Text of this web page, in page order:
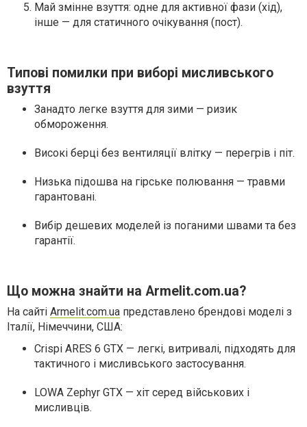
Май змінне взуття: одне для активної фази (хід),
інше — для статичного очікування (пост).
Типові помилки при виборі мисливського
взуття
Занадто легке взуття для зими — ризик
обмороження.
Високі берці без вентиляції влітку — перегрів і піт.
Низька підошва на гірське полювання — травми
гарантовані.
Вибір дешевих моделей із поганими швами та без
гарантії.
Що можна знайти на Armelit.com.ua?
На сайті Armelit.com.ua представлено брендові моделі з
Італії, Німеччини, США:
Crispi ARES 6 GTX — легкі, витривалі, підходять для
тактичного і мисливського застосування.
LOWA Zephyr GTX — хіт серед військових і
мисливців.